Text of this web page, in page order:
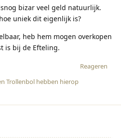
bizar veel geld natuurlijk.
uniek dit eigenlijk is?
heb hem mogen overkopen
is bij de Efteling.
Reageren
Trollenbol hebben hierop